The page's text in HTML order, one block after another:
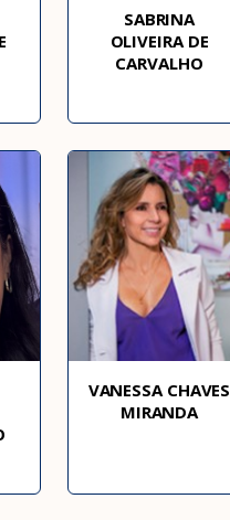
SABRINA
OLIVEIRA DE
CARVALHO
VANESSA CHAVES
MIRANDA